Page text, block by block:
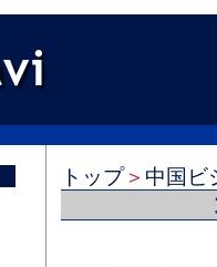
トップ＞ 中国ビ